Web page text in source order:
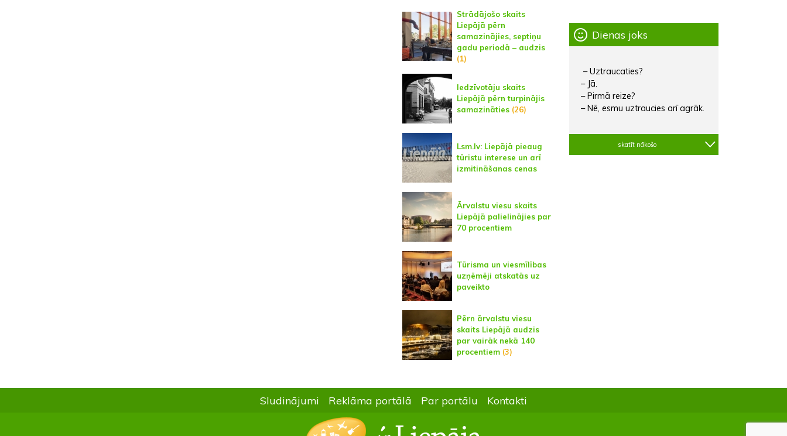
Strādājošo skaits
Liepājā pērn
samazinājies, septiņu
gadu periodā – audzis
(1)
Iedzīvotāju skaits
Liepājā pērn turpinājis
samazināties(26)
Lsm.lv: Liepājā pieaug
tūristu interese un arī
izmitināšanas cenas
Ārvalstu viesu skaits
Liepājā palielinājies par
70 procentiem
Tūrisma un viesmīlības
uzņēmēji atskatās uz
paveikto
Pērn ārvalstu viesu
skaits Liepājā audzis
par vairāk nekā 140
procentiem(3)
Dienas joks
– Uztraucaties?
– Jā.
– Pirmā reize?
– Nē, esmu uztraucies arī agrāk.
skatīt nākošo
Sludinājumi Reklāma portālā Par portālu Kontakti